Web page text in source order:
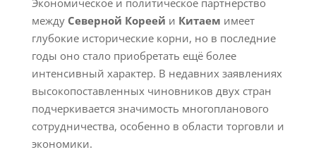
Экономическое и политическое партнерство
между Северной Кореей и Китаем имеет
глубокие исторические корни, но в последние
годы оно стало приобретать ещё более
интенсивный характер. В недавних заявлениях
высокопоставленных чиновников двух стран
подчеркивается значимость многопланового
сотрудничества, особенно в области торговли и
экономики.